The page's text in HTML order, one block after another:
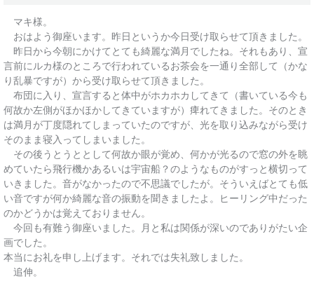
マキ様。
おはよう御座います。昨日というか今日受け取らせて頂きました。
昨日から今朝にかけてとても綺麗な満月でしたね。それもあり、宣
言前にルカ様のところで行われているお茶会を一通り全部して（かな
り乱暴ですが）から受け取らせて頂きました。
布団に入り、宣言すると体中がホカホカしてきて（書いている今も
何故か左側がほかほかしてきていますが）痺れてきました。そのとき
は満月が丁度隠れてしまっていたのですが、光を取り込みながら受け
そのまま寝入ってしまいました。
その後うとうととして何故か眼が覚め、何かが光るので窓の外を眺
めていたら飛行機かあるいは宇宙船？のようなものがすっと横切って
いきました。音がなかったので不思議でしたが。そういえばとても低
い音ですが何か綺麗な音の振動を聞きましたよ。ヒーリング中だった
のかどうかは覚えておりません。
今回も有難う御座いました。月と私は関係が深いのでありがたい企
画でした。
本当にお礼を申し上げます。それでは失礼致しました。
追伸。